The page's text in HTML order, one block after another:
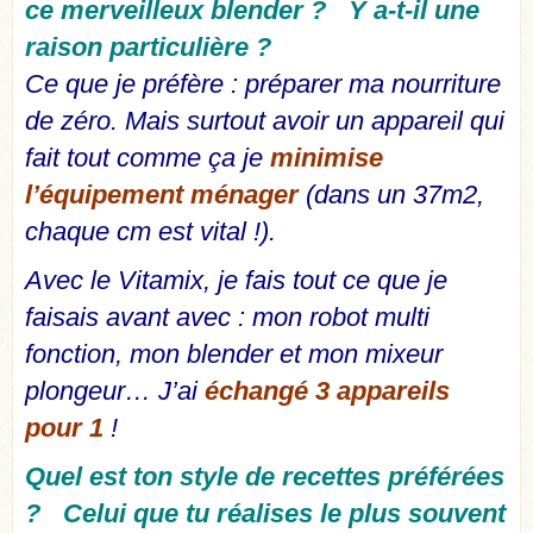
ce merveilleux blender ? Y a-t-il une
raison particulière ?
Ce que je préfère : préparer ma nourriture
de zéro. Mais surtout avoir un appareil qui
fait tout comme ça je minimise
l’équipement ménager (dans un 37m2,
chaque cm est vital !).
Avec le Vitamix, je fais tout ce que je
faisais avant avec : mon robot multi
fonction, mon blender et mon mixeur
plongeur… J’ai échangé 3 appareils
pour 1 !
Quel est ton style de recettes préférées
? Celui que tu réalises le plus souvent